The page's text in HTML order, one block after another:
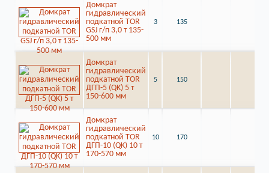
Домкрат
гидравлический
подкатной TOR
GSJ г/п 3,0 т 135-
500 мм
3 135
Домкрат
гидравлический
подкатной TOR
ДГП-5 (QK) 5 т
150-600 мм
5 150
Домкрат
гидравлический
подкатной TOR
ДГП-10 (QK) 10 т
170-570 мм
10 170